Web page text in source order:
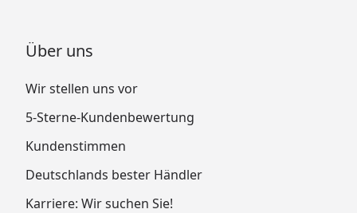
Über uns
Wir stellen uns vor
5-Sterne-Kundenbewertung
Kundenstimmen
Deutschlands bester Händler
Karriere: Wir suchen Sie!